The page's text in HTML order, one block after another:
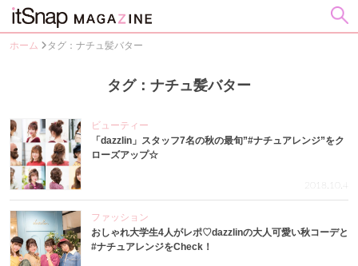
ホーム タグ：ナチュ髪バター
タグ：ナチュ髪バター
ビューティー
「dazzlin」スタッフ7名の秋の最旬”#ナチュアレンジ”をク
ローズアップ☆
2018.10.4
ファッション
おしゃれ大学生4人がレポ♡dazzlinの大人可愛い秋コーデと
#ナチュアレンジをCheck！